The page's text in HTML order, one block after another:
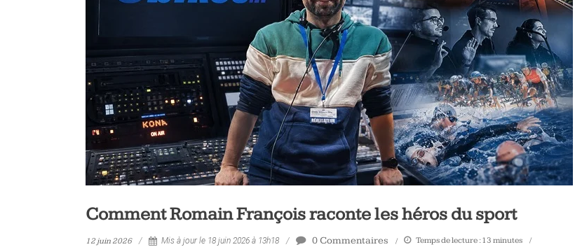
vélo
Comment Romain François raconte les héros du sport
12 juin 2026 Mis à jour le 18 juin 2026 à 13h18 0 Commentaires Temps de lecture : 13 minutes